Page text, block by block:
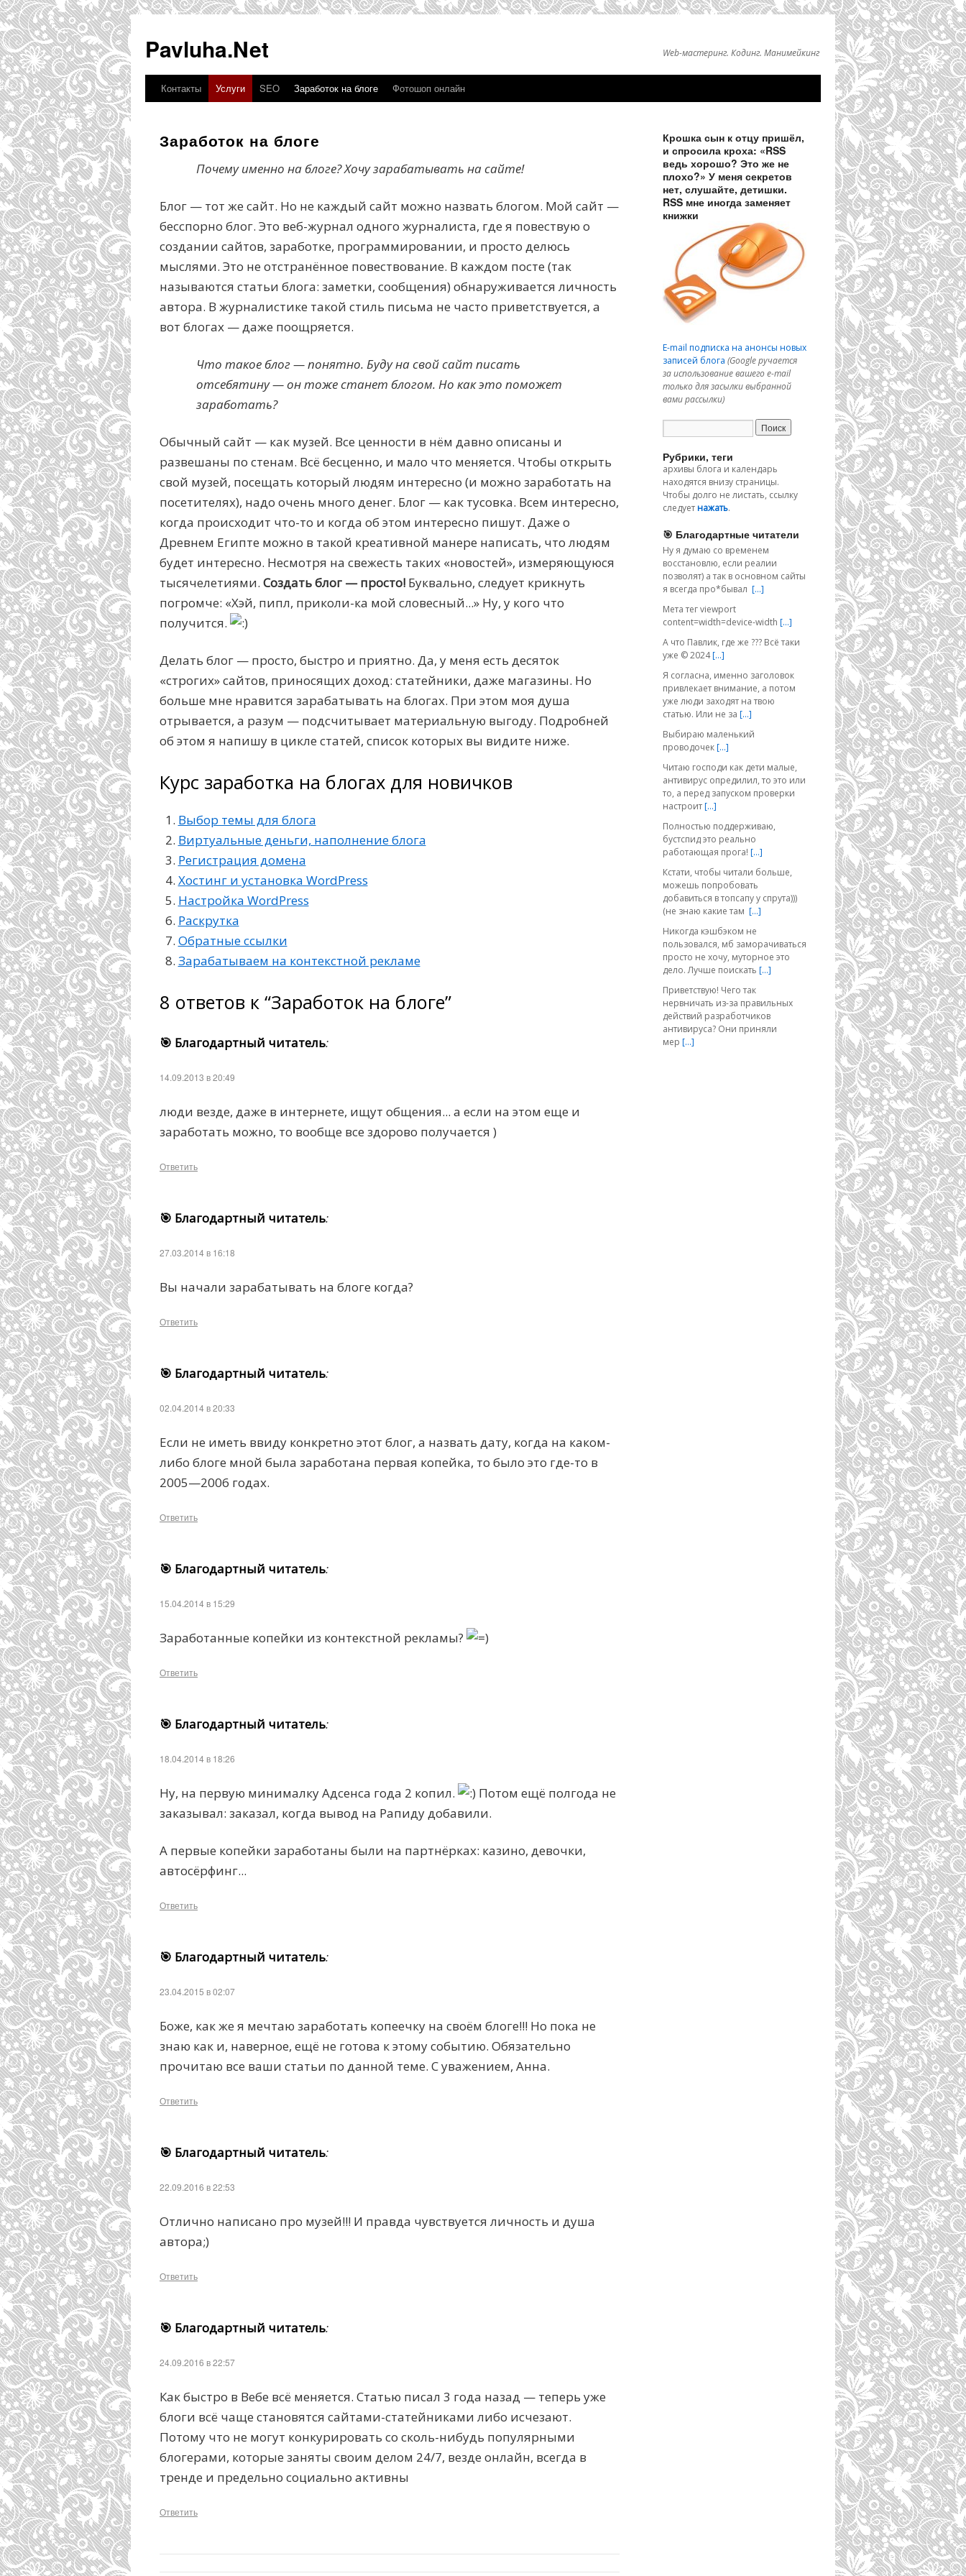
Pavluha.Net Web-мастеринг. Кодинг. Манимейкинг
Контакты Услуги SEO Заработок на блоге Фотошоп онлайн
Заработок на блоге
Почему именно на блоге? Хочу зарабатывать на сайте!
Блог — тот же сайт. Но не каждый сайт можно назвать блогом. Мой сайт —
бесспорно блог. Это веб-журнал одного журналиста, где я повествую о
создании сайтов, заработке, программировании, и просто делюсь
мыслями. Это не отстранённое повествование. В каждом посте (так
называются статьи блога: заметки, сообщения) обнаруживается личность
автора. В журналистике такой стиль письма не часто приветствуется, а
вот блогах — даже поощряется.
Что такое блог — понятно. Буду на свой сайт писать
отсебятину — он тоже станет блогом. Но как это поможет
заработать?
Обычный сайт — как музей. Все ценности в нём давно описаны и
развешаны по стенам. Всё бесценно, и мало что меняется. Чтобы открыть
свой музей, посещать который людям интересно (и можно заработать на
посетителях), надо очень много денег. Блог — как тусовка. Всем интересно,
когда происходит что-то и когда об этом интересно пишут. Даже о
Древнем Египте можно в такой креативной манере написать, что людям
будет интересно. Несмотря на свежесть таких «новостей», измеряющуюся
тысячелетиями. Создать блог — просто! Буквально, следует крикнуть
погромче: «Хэй, пипл, приколи-ка мой словесный...» Ну, у кого что
получится.
Делать блог — просто, быстро и приятно. Да, у меня есть десяток
«строгих» сайтов, приносящих доход: статейники, даже магазины. Но
больше мне нравится зарабатывать на блогах. При этом моя душа
отрывается, а разум — подсчитывает материальную выгоду. Подробней
об этом я напишу в цикле статей, список которых вы видите ниже.
Курс заработка на блогах для новичков
Выбор темы для блога
Виртуальные деньги, наполнение блога
Регистрация домена
Хостинг и установка WordPress
Настройка WordPress
Раскрутка
Обратные ссылки
Зарабатываем на контекстной рекламе
8 ответов к “Заработок на блоге”
🎯 Благодартный читатель:
14.09.2013 в 20:49
люди везде, даже в интернете, ищут общения... а если на этом еще и
заработать можно, то вообще все здорово получается )
Ответить
🎯 Благодартный читатель:
27.03.2014 в 16:18
Вы начали зарабатывать на блоге когда?
Ответить
🎯 Благодартный читатель:
02.04.2014 в 20:33
Если не иметь ввиду конкретно этот блог, а назвать дату, когда на каком-
либо блоге мной была заработана первая копейка, то было это где-то в
2005—2006 годах.
Ответить
🎯 Благодартный читатель:
15.04.2014 в 15:29
Заработанные копейки из контекстной рекламы?
Ответить
🎯 Благодартный читатель:
18.04.2014 в 18:26
Ну, на первую минималку Адсенса года 2 копил.
Потом ещё полгода не
заказывал: заказал, когда вывод на Рапиду добавили.
А первые копейки заработаны были на партнёрках: казино, девочки,
автосёрфинг...
Ответить
🎯 Благодартный читатель:
23.04.2015 в 02:07
Боже, как же я мечтаю заработать копеечку на своём блоге!!! Но пока не
знаю как и, наверное, ещё не готова к этому событию. Обязательно
прочитаю все ваши статьи по данной теме. С уважением, Анна.
Ответить
🎯 Благодартный читатель:
22.09.2016 в 22:53
Отлично написано про музей!!! И правда чувствуется личность и душа
автора;)
Ответить
🎯 Благодартный читатель:
24.09.2016 в 22:57
Как быстро в Вебе всё меняется. Статью писал 3 года назад — теперь уже
блоги всё чаще становятся сайтами-статейниками либо исчезают.
Потому что не могут конкурировать со сколь-нибудь популярными
блогерами, которые заняты своим делом 24/7, везде онлайн, всегда в
тренде и предельно социально активны
Ответить
Крошка сын к отцу пришёл,
и спросила кроха: «RSS
ведь хорошо? Это же не
плохо?» У меня секретов
нет, слушайте, детишки.
RSS мне иногда заменяет
книжки
E-mail подписка на анонсы новых
записей блога (Google ручается
за использование вашего e-mail
только для засылки выбранной
вами рассылки)
Рубрики, теги
архивы блога и календарь
находятся внизу страницы.
Чтобы долго не листать, ссылку
следуетнажать.
🎯 Благодартные читатели
Ну я думаю со временем
восстановлю, если реалии
позволят) а так в основном сайты
я всегда про*бывал […]
Мета тег viewport
content=width=device-width […]
А что Павлик, где же ??? Всё таки
уже © 2024[…]
Я согласна, именно заголовок
привлекает внимание, а потом
уже люди заходят на твою
статью. Или не за […]
Выбираю маленький
проводочек[…]
Читаю господи как дети малые,
антивирус опредилил, то это или
то, а перед запуском проверки
настроит[…]
Полностью поддерживаю,
бустспид это реально
работающая прога! […]
Кстати, чтобы читали больше,
можешь попробовать
добавиться в топсапу у спрута)))
(не знаю какие там […]
Никогда кэшбэком не
пользовался, мб заморачиваться
просто не хочу, муторное это
дело. Лучше поискать […]
Приветствую! Чего так
нервничать из-за правильных
действий разработчиков
антивируса? Они приняли
мер […]